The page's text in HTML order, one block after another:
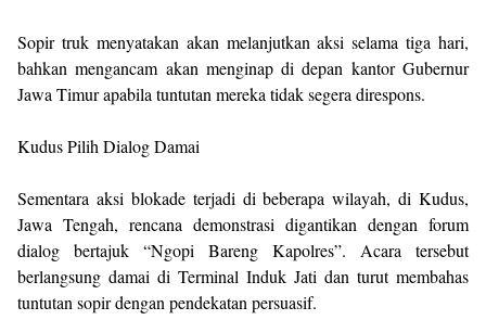
Sopir truk menyatakan akan melanjutkan aksi selama tiga hari,
bahkan mengancam akan menginap di depan kantor Gubernur
Jawa Timur apabila tuntutan mereka tidak segera direspons.
Kudus Pilih Dialog Damai
Sementara aksi blokade terjadi di beberapa wilayah, di Kudus,
Jawa Tengah, rencana demonstrasi digantikan dengan forum
dialog bertajuk “Ngopi Bareng Kapolres”. Acara tersebut
berlangsung damai di Terminal Induk Jati dan turut membahas
tuntutan sopir dengan pendekatan persuasif.